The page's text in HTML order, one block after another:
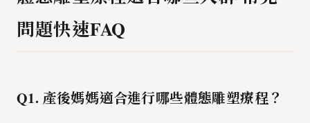
問題快速FAQ
Q1. 產後媽媽適合進行哪些體態雕塑療程？